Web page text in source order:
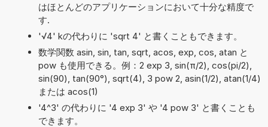
はほとんどのアプリケーションにおいて十分な精度で
す.
'√4' kの代わりに 'sqrt 4' と書くこともできます。
数学関数 asin, sin, tan, sqrt, acos, exp, cos, atan と
pow も使用できる。例：2 exp 3, sin(π/2), cos(pi/2),
sin(90), tan(90°), sqrt(4), 3 pow 2, asin(1/2), atan(1/4)
または acos(1)
'4^3' の代わりに '4 exp 3' や '4 pow 3' と書くことも
できます。